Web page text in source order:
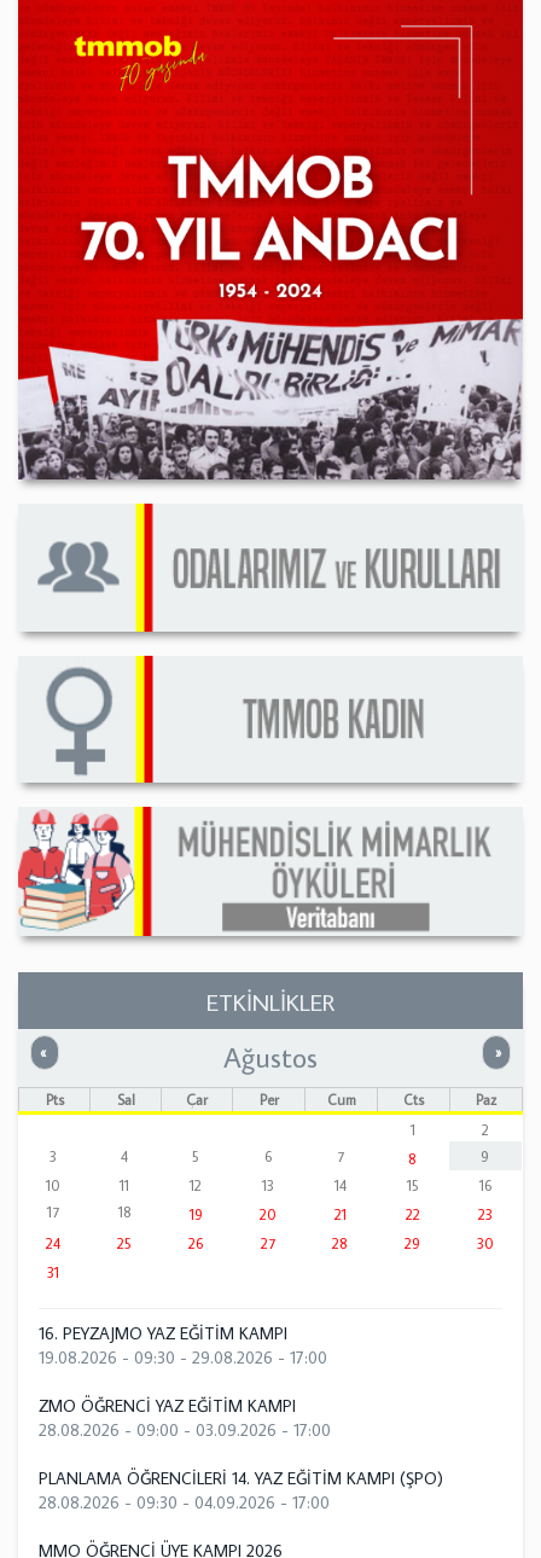
ETKİNLİKLER
« Önceki »
Ağustos
Pts Sal Çar Per Cum Cts
Paz
1
2
3
4 5 6 7 8
9
10
11 12 13 14 15
16
17
18 19 20 21 22
23
24
25 26 27 28 29
30
31
16. PEYZAJMO YAZ EĞİTİM KAMPI
19.08.2026 - 09:30 - 29.08.2026 - 17:00
ZMO ÖĞRENCİ YAZ EĞİTİM KAMPI
28.08.2026 - 09:00 - 03.09.2026 - 17:00
PLANLAMA ÖĞRENCİLERİ 14. YAZ EĞİTİM KAMPI (ŞPO)
28.08.2026 - 09:30 - 04.09.2026 - 17:00
MMO ÖĞRENCİ ÜYE KAMPI 2026